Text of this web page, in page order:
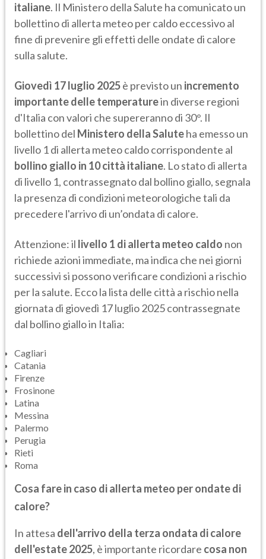
italiane. Il Ministero della Salute ha comunicato un
bollettino di allerta meteo per caldo eccessivo al
fine di prevenire gli effetti delle ondate di calore
sulla salute.
Giovedì 17 luglio 2025è previsto un incremento
importante delle temperaturein diverse regioni
d'Italia con valori che supereranno di 30°. Il
bollettino del Ministero della Saluteha emesso un
livello 1 di allerta meteo caldo corrispondente al
bollino giallo in 10 città italiane. Lo stato di allerta
di livello 1, contrassegnato dal bollino giallo, segnala
la presenza di condizioni meteorologiche tali da
precedere l'arrivo di un’ondata di calore.
Attenzione: il livello 1 di allerta meteo caldo non
richiede azioni immediate, ma indica che nei giorni
successivi si possono verificare condizioni a rischio
per la salute. Ecco la lista delle città a rischio nella
giornata di giovedì 17 luglio 2025 contrassegnate
dal bollino giallo in Italia:
Cagliari
Catania
Firenze
Frosinone
Latina
Messina
Palermo
Perugia
Rieti
Roma
Cosa fare in caso di allerta meteo per ondate di
calore?
In attesa dell'arrivo della terza ondata di calore
dell'estate 2025, è importante ricordare cosa non